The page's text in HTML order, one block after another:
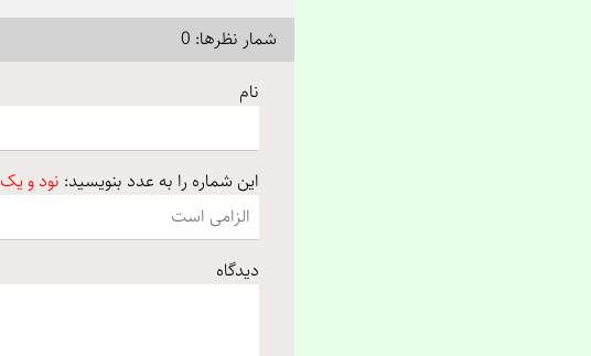
شمار نظرها: 0
نام
این شماره را به عدد بنویسید: نود و یک
دیدگاه